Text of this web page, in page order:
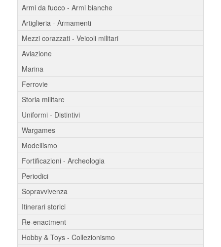
Armi da fuoco - Armi bianche
Artiglieria - Armamenti
Mezzi corazzati - Veicoli militari
Aviazione
Marina
Ferrovie
Storia militare
Uniformi - Distintivi
Wargames
Modellismo
Fortificazioni - Archeologia
Periodici
Sopravvivenza
Itinerari storici
Re-enactment
Hobby & Toys - Collezionismo